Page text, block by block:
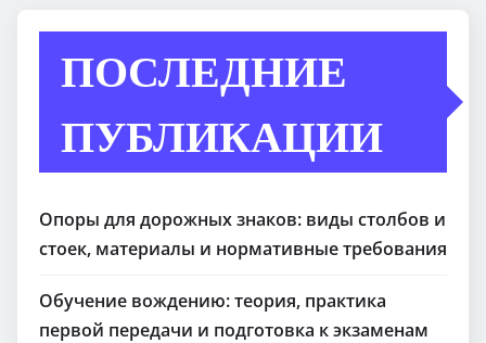
ПОСЛЕДНИЕ
ПУБЛИКАЦИИ
Опоры для дорожных знаков: виды столбов и
стоек, материалы и нормативные требования
Обучение вождению: теория, практика
первой передачи и подготовка к экзаменам